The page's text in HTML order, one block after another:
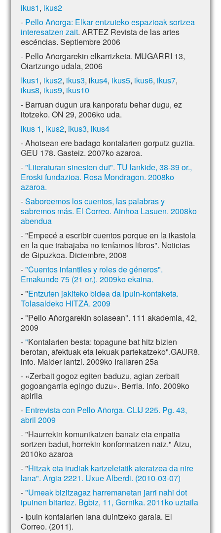
ikus1, ikus2
- Pello Añorga: Elkar entzuteko espazioak sortzea
interesatzen zait. ARTEZ Revista de las artes
escéncias. Septiembre 2006
- Pello Añorgarekin elkarrizketa. MUGARRI 13,
Oiartzungo udala, 2006
Ikus1, ikus2, ikus3, ikus4, ikus5, ikus6, ikus7,
ikus8, ikus9, ikus10
- Barruan dugun ura kanporatu behar dugu, ez
itotzeko. ON 29, 2006ko uda.
ikus 1, ikus2, ikus3, ikus4
- Ahotsean ere badago kontalarien gorputz guztia.
GEU 178. Gasteiz. 2007ko azaroa.
-"Literaturan sinesten dut". TU lankide, 38-39 or.,
Eroski fundazioa. Rosa Mondragon. 2008ko
azaroa.
-Saboreemos los cuentos, las palabras y
sabremos más. El Correo. Ainhoa Lasuen. 2008ko
abendua
- "Empecé a escribir cuentos porque en la ikastola
en la que trabajaba no teníamos libros". Noticias
de Gipuzkoa. Diciembre, 2008
-"Cuentos infantiles y roles de géneros".
Emakunde 75 (21 or.). 2009ko ekaina.
- "Entzuten jakiteko bidea da ipuin-kontaketa.
Tolasaldeko HITZA. 2009
- "Pello Añorgarekin solasean". 111 akademia, 42,
2009
-"Kontalarien besta: topagune bat hitz bizien
berotan, afektuak eta lekuak partekatzeko".GAUR8.
info. Maider Iantzi. 2009ko Irailaren 25a
- «Zerbait gogoz egiten baduzu, agian zerbait
gogoangarria egingo duzu». Berria. Info. 2009ko
apirila
- Entrevista con Pello Añorga. CLIJ 225. Pg. 43,
abril 2009
- "Haurrekin komunikatzen banaiz eta enpatia
sortzen badut, horrekin konformatzen naiz." Aizu,
2010ko azaroa
- "Hitzak eta irudiak kartzeletatik ateratzea da nire
lana". Argia 2221. Uxue Alberdi. (2010-03-07)
-"Umeak bizitzagaz harremanetan jarri nahi dot
ipuinen bitartez. Bgbiz, 11, Gernika. 2011ko uztaila
- Ipuin kontalarien lana duintzeko garaia. El
Correo. (2011).